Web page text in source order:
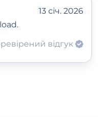
13 січ. 2026
відгук